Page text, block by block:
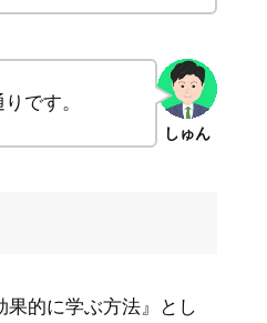
しゅん
です。
果的に学ぶ方法』とし